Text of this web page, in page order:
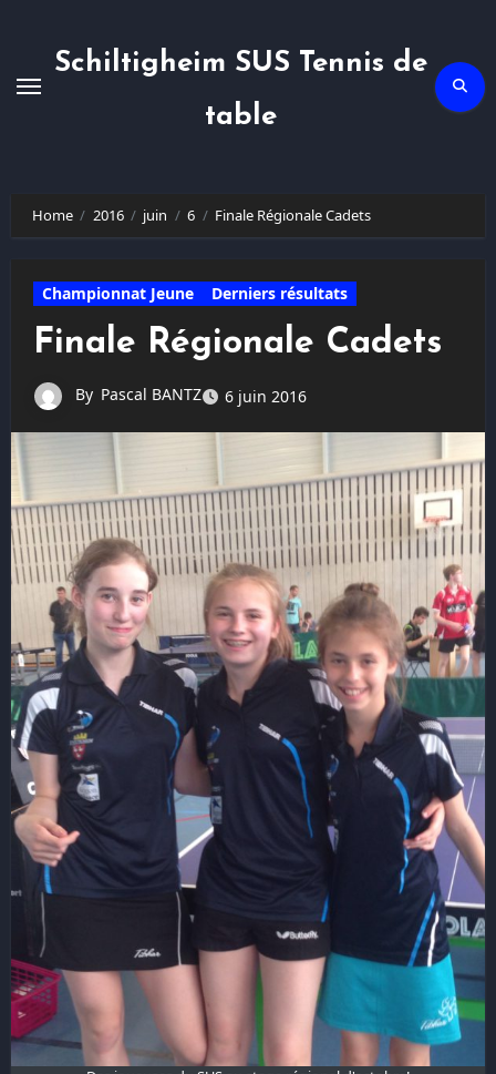
Schiltigheim SUS Tennis de
table
Home 2016 juin 6 Finale Régionale Cadets
Championnat Jeune Derniers résultats
Finale Régionale Cadets
By Pascal BANTZ 6 juin 2016